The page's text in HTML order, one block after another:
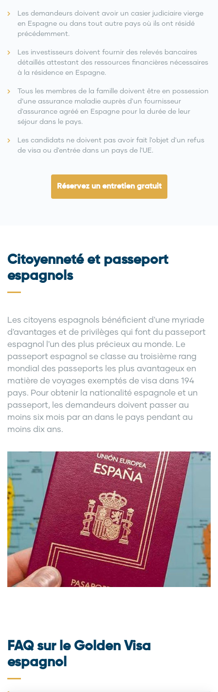
Les demandeurs doivent avoir un casier judiciaire vierge
en Espagne ou dans tout autre pays où ils ont résidé
précédemment.
Les investisseurs doivent fournir des relevés bancaires
détaillés attestant des ressources financières nécessaires
à la résidence en Espagne.
Tous les membres de la famille doivent être en possession
d’une assurance maladie auprès d'un fournisseur
d'assurance agréé en Espagne pour la durée de leur
séjour dans le pays.
Les candidats ne doivent pas avoir fait l'objet d'un refus
de visa ou d'entrée dans un pays de l'UE.
Réservez un entretien gratuit
Citoyenneté et passeport
espagnols
Les citoyens espagnols bénéficient d'une myriade
d'avantages et de privilèges qui font du passeport
espagnol l'un des plus précieux au monde. Le
passeport espagnol se classe au troisième rang
mondial des passeports les plus avantageux en
matière de voyages exemptés de visa dans 194
pays. Pour obtenir la nationalité espagnole et un
passeport, les demandeurs doivent passer au
moins six mois par an dans le pays pendant au
moins dix ans.
FAQ sur le Golden Visa
espagnol